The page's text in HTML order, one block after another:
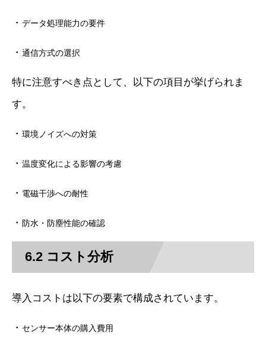
・ データ処理能力の要件
・ 通信方式の選択
特に注意すべき点として、以下の項目が挙げられま
す。
・ 環境ノイズへの対策
・ 温度変化による影響の考慮
・ 電磁干渉への耐性
・ 防水・防塵性能の確認
6.2 コスト分析
導入コストは以下の要素で構成されています。
・ センサー本体の購入費用